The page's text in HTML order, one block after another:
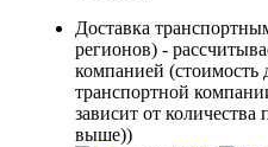
Доставка
регионов) -
компанией (стоимость
транспортной
зависит от
выше))